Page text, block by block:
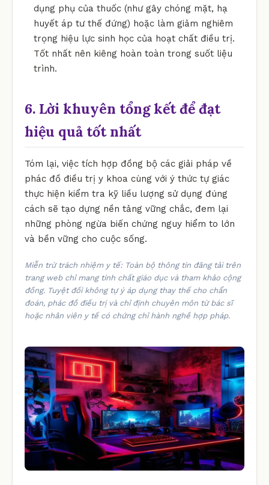
dụng phụ của thuốc (như gây chóng mặt, hạ
huyết áp tư thế đứng) hoặc làm giảm nghiêm
trọng hiệu lực sinh học của hoạt chất điều trị.
Tốt nhất nên kiêng hoàn toàn trong suốt liệu
trình.
6. Lời khuyên tổng kết để đạt
hiệu quả tốt nhất
Tóm lại, việc tích hợp đồng bộ các giải pháp về
phác đồ điều trị y khoa cùng với ý thức tự giác
thực hiện kiểm tra kỹ liều lượng sử dụng đúng
cách sẽ tạo dựng nền tảng vững chắc, đem lại
những phòng ngừa biến chứng nguy hiểm to lớn
và bền vững cho cuộc sống.
Miễn trừ trách nhiệm y tế: Toàn bộ thông tin đăng tải trên
trang web chỉ mang tính chất giáo dục và tham khảo cộng
đồng. Tuyệt đối không tự ý áp dụng thay thế cho chẩn
đoán, phác đồ điều trị và chỉ định chuyên môn từ bác sĩ
hoặc nhân viên y tế có chứng chỉ hành nghề hợp pháp.